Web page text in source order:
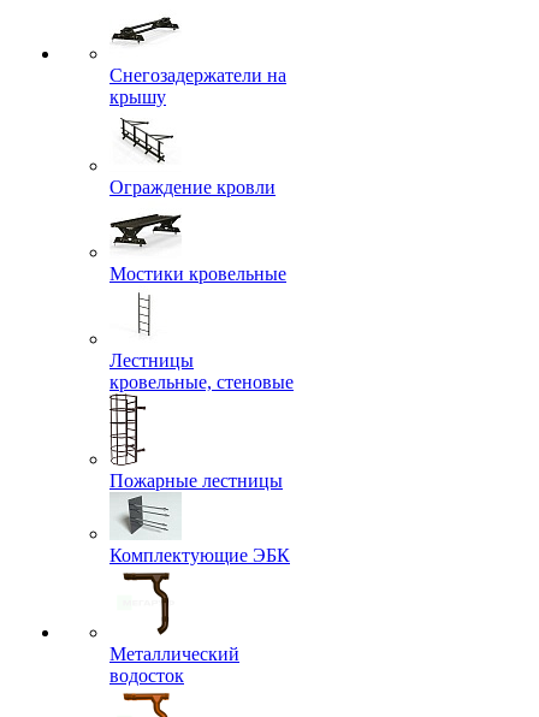
Снегозадержатели на
крышу
Ограждение кровли
Мостики кровельные
Лестницы
кровельные, стеновые
Пожарные лестницы
Комплектующие ЭБК
Металлический
водосток